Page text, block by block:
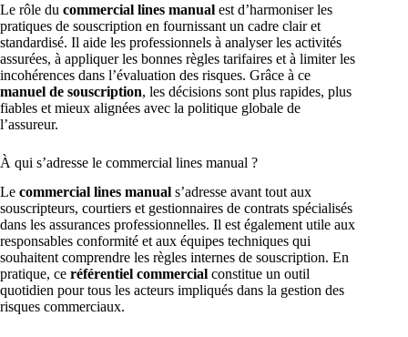
Le rôle du commercial lines manual est d’harmoniser les
pratiques de souscription en fournissant un cadre clair et
standardisé. Il aide les professionnels à analyser les activités
assurées, à appliquer les bonnes règles tarifaires et à limiter les
incohérences dans l’évaluation des risques. Grâce à ce
manuel de souscription, les décisions sont plus rapides, plus
fiables et mieux alignées avec la politique globale de
l’assureur.
À qui s’adresse le commercial lines manual ?
Le commercial lines manual s’adresse avant tout aux
souscripteurs, courtiers et gestionnaires de contrats spécialisés
dans les assurances professionnelles. Il est également utile aux
responsables conformité et aux équipes techniques qui
souhaitent comprendre les règles internes de souscription. En
pratique, ce référentiel commercial constitue un outil
quotidien pour tous les acteurs impliqués dans la gestion des
risques commerciaux.